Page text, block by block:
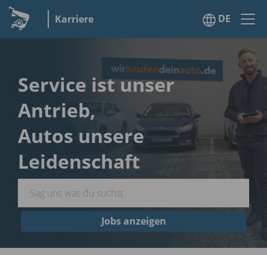
Karriere DE
Service ist unser
Antrieb,
Autos unsere
Leidenschaft
Jobs anzeigen